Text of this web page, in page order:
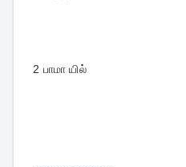
2 பாமா யில்